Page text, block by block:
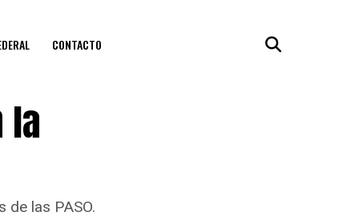
CONTACTO
la
las PASO.